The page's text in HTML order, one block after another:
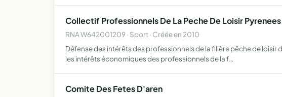
Collectif Professionnels De La Peche De Loisir
RNA W642001209 · Sport · Créée en 2010
Défense des intérêts des professionnels de la filière pêche de
les intérêts économiques des professionnels de la f…
Comite Des Fetes D'aren